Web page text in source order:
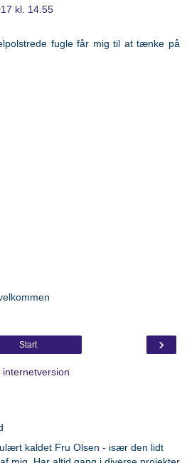
kl. 14.55
fugle får mig til at tænke på
›
Start
internetversion
kaldet Fru Olsen - især den lidt